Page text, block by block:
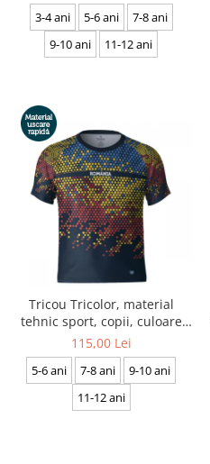
3-4 ani 5-6 ani
7-8 ani
9-10 ani
11-12 ani
Tricou Tricolor, material
tehnic sport, copii, culoare
bleumarin, CS42
115,00 Lei
5-6 ani 7-8 ani
9-10 ani
11-12 ani